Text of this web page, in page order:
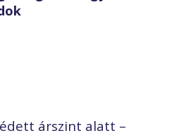
árszint alatt –